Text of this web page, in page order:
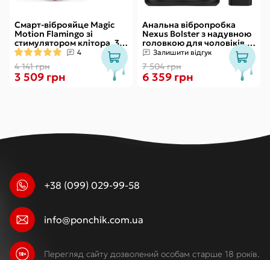
Смарт-віброяйце Magic
Motion Flamingo зі
стимулятором клітора, 3
види вправ Кегеля
4
4 141 грн
3 509 грн
Анальна вібропробка
Nexus Bolster з надувною
головкою для чоловіків,
пульт ДК
Залишити відгук
7 504 грн
6 359 грн
+38 (099) 029-99-58
info@ponchik.com.ua
Перегляд сайту дозволений особам старше 18 років.